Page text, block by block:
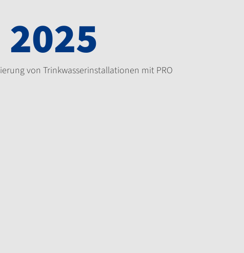
2025
von Trinkwasserinstallationen mit PRO